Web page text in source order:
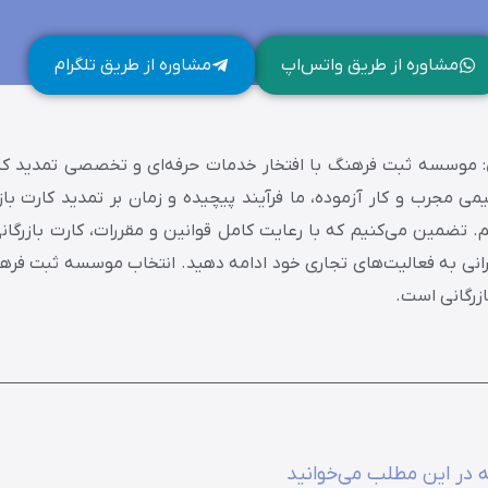
مشاوره از طریق واتس‌اپ مشاوره از طریق تلگرام
: موسسه ثبت فرهنگ با افتخار خدمات حرفه‌ای و تخصصی تمدید
مجرب و کار آزموده، ما فرآیند پیچیده و زمان بر تمدید کارت
تضمین می‌کنیم که با رعایت کامل قوانین و مقررات، کارت
به فعالیت‌های تجاری خود ادامه دهید. انتخاب موسسه ثبت
است.
در این مطلب می‌خوانید